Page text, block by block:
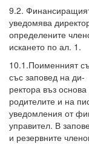
9.2.
уведомява
определените
искането по ал. 1.
10.1.Поименният
със заповед на ди-
ректора въз
родителите и на
уведомления от
управител. В
и резервните